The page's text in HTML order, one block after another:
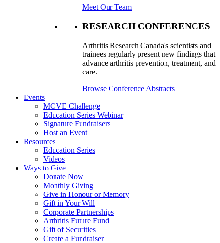
Meet Our Team
RESEARCH CONFERENCES
Arthritis Research Canada's scientists and
trainees regularly present new findings that
advance arthritis prevention, treatment, and
care.
Browse Conference Abstracts
Events
MOVE Challenge
Education Series Webinar
Signature Fundraisers
Host an Event
Resources
Education Series
Videos
Ways to Give
Donate Now
Monthly Giving
Give in Honour or Memory
Gift in Your Will
Corporate Partnerships
Arthritis Future Fund
Gift of Securities
Create a Fundraiser